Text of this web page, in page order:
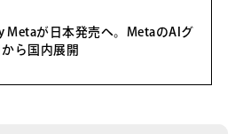
Metaが日本発売へ。MetaのAIグ
ら国内展開